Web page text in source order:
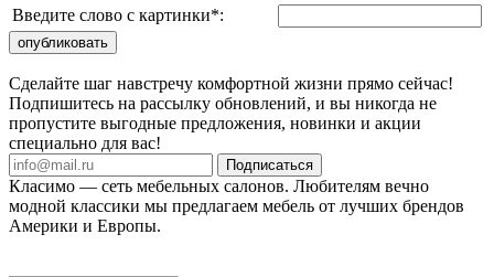
Введите слово с картинки*:
Сделайте шаг навстречу комфортной жизни прямо сейчас!
Подпишитесь на рассылку обновлений, и вы никогда не
пропустите выгодные предложения, новинки и акции
специально для вас!
Подписаться
Класимо — cеть мебельных салонов. Любителям вечно
модной классики мы предлагаем мебель от лучших брендов
Америки и Европы.